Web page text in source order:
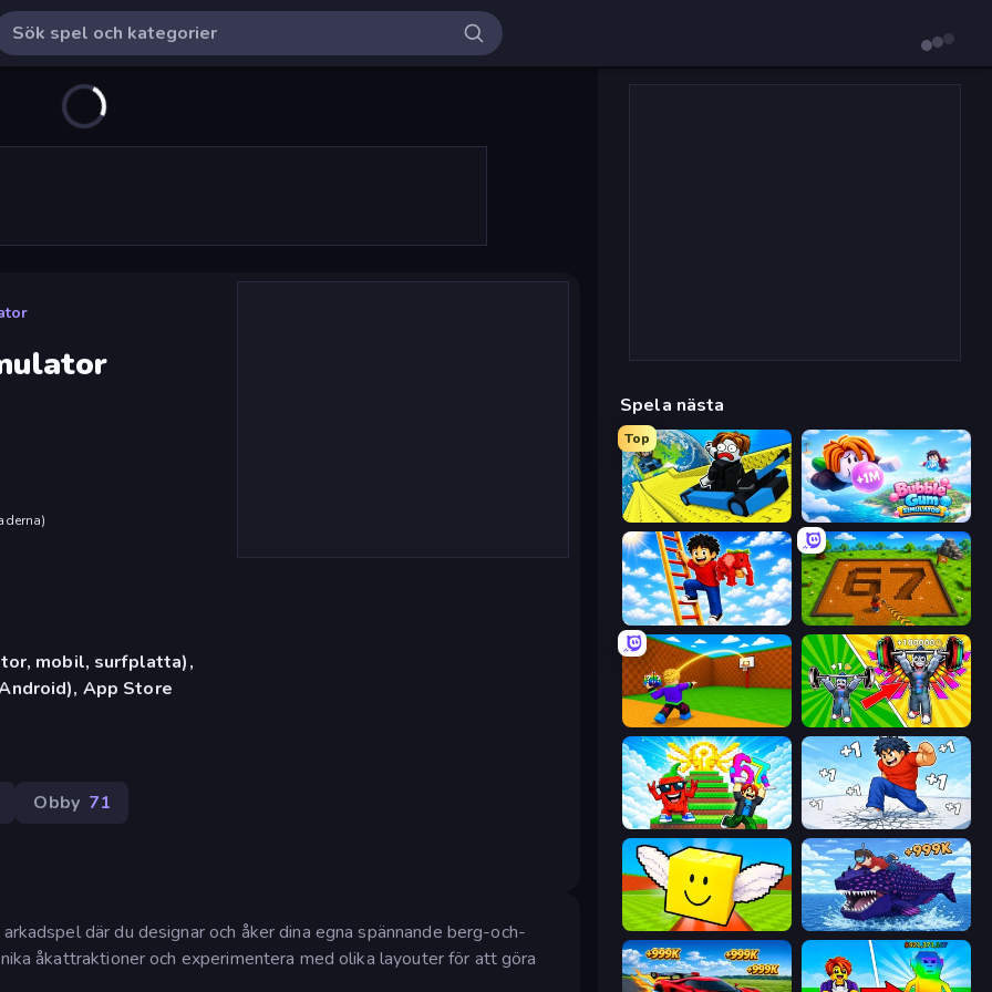
)
mobil, surfplatta),
App Store
Obby 71
där du designar och åker dina egna spännande berg-och-
åkattraktioner och experimentera med olika layouter för att göra
Spela nästa
Top
Cart Ride Danger Mount Bubble Gum Simulator
Ladder to Brainhot: Climb Obby: Dig Brainrots
Throw a Lucky Block Obby: Gym Simulator, Escape
Run and Jump for Brainrot Break a Skyscraper
Lucky Brainrot Blocks Online Obby Fish Challenge: Ride